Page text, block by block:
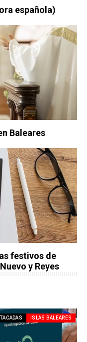
española)
Baleares
festivos de
y Reyes
ISLAS BALEARES